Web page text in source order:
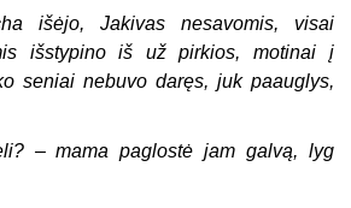
išėjo, Jakivas nesavomis, visai
išstypino iš už pirkios, motinai į
seniai nebuvo daręs, juk paauglys,
– mama paglostė jam galvą, lyg